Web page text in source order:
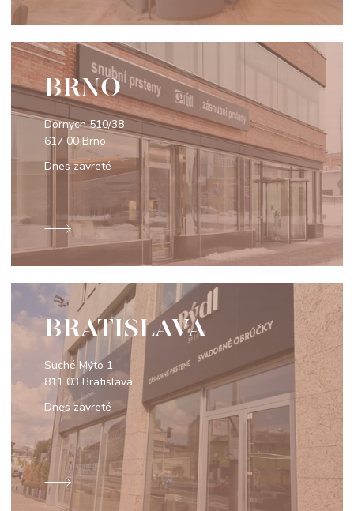
BRNO
Dornych 510/38
617 00 Brno
Dnes zavreté
BRATISLAVA
Suché Mýto 1
811 03 Bratislava
Dnes zavreté